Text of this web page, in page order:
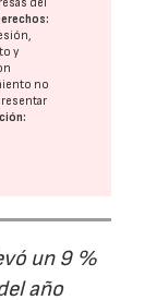
y
no
un 9 %
año